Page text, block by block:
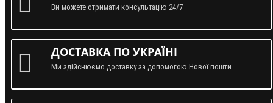
Ви можете отримати консультацію 24/7
ДОСТАВКА ПО УКРАЇНІ
Ми здійснюємо доставку за допомогою Нової пошти